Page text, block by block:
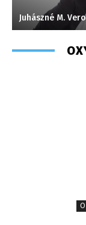
Juhászné M.